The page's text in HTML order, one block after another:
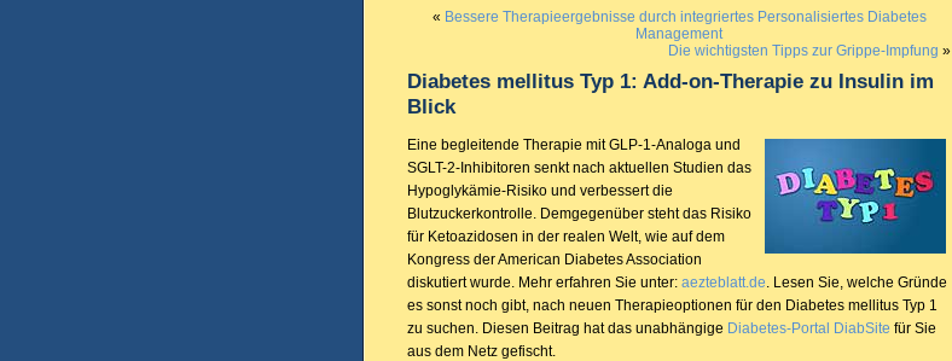
« Bessere Therapieergebnisse durch integriertes Personalisiertes Diabetes
Management
Die wichtigsten Tipps zur Grippe-Impfung »
Diabetes mellitus Typ 1: Add-on-Therapie zu Insulin im
Blick
Eine begleitende Therapie mit GLP-1-Analoga und
SGLT-2-Inhibitoren senkt nach aktuellen Studien das
Hypoglykämie-Risiko und verbessert die
Blutzuckerkontrolle. Demgegenüber steht das Risiko
für Ketoazidosen in der realen Welt, wie auf dem
Kongress der American Diabetes Association
diskutiert wurde. Mehr erfahren Sie unter: aezteblatt.de. Lesen Sie, welche Gründe
es sonst noch gibt, nach neuen Therapieoptionen für den Diabetes mellitus Typ 1
zu suchen. Diesen Beitrag hat das unabhängige Diabetes-Portal DiabSite für Sie
aus dem Netz gefischt.